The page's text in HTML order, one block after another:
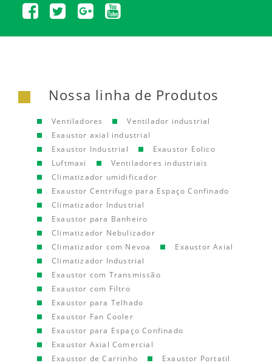
Nossa linha de Produtos
Ventiladores
Ventilador industrial
Exaustor axial industrial
Exaustor Industrial
Exaustor Eolico
Luftmaxi
Ventiladores industriais
Climatizador umidificador
Exaustor Centrifugo para Espaço Confinado
Climatizador Industrial
Exaustor para Banheiro
Climatizador Nebulizador
Climatizador com Nevoa
Exaustor Axial
Climatizador Industrial
Exaustor com Transmissão
Exaustor com Filtro
Exaustor para Telhado
Exaustor Fan Cooler
Exaustor para Espaço Confinado
Exaustor Axial Comercial
Exaustor de Carrinho
Exaustor Portatil